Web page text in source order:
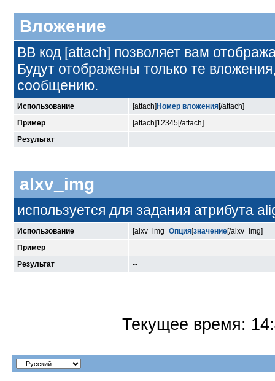
Вложение
BB код [attach] позволяет вам
Будут отображены только те
сообщению.
Использование [attach] Номер вложения[/attach]
Пример
[attach]12345[/attach]
Результат
alxv_img
используется для задания атрибута
Использование [alxv_img=Опция]значение[/alxv_img]
Пример
--
Результат
--
Текущее время: